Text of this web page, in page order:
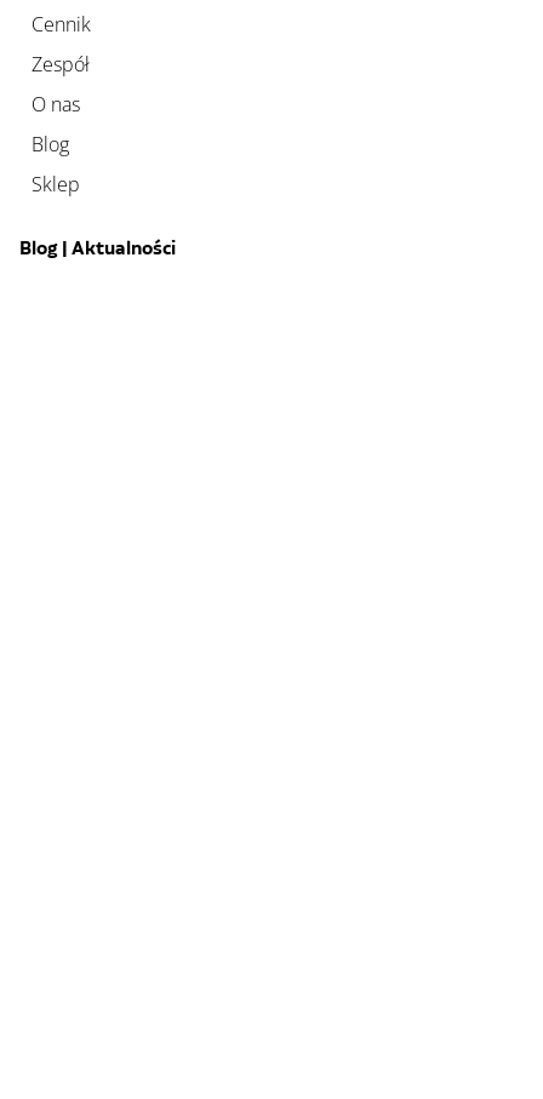
Cennik
Zespół
O nas
Blog
Sklep
Blog | Aktualności